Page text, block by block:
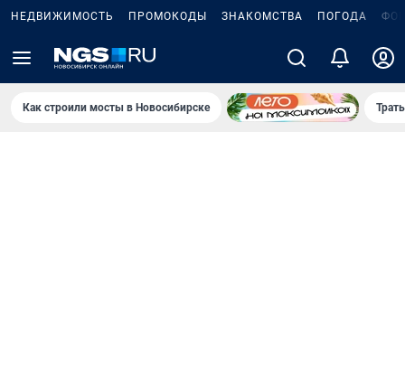
НЕДВИЖИМОСТЬ ПРОМОКОДЫ ЗНАКОМСТВА ПОГОДА
Как строили мосты в Новосибирске